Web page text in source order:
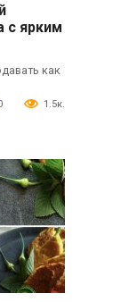
с ярким
как
1.5к.